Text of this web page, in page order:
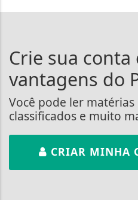
Crie sua conta
vantagens do
Você pode ler
classificados e muito
CRIAR MINHA